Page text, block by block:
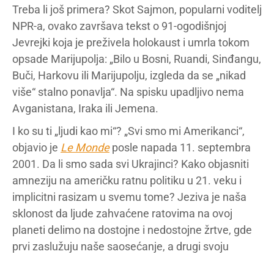
Treba li još primera? Skot Sajmon, popularni voditelj
NPR-a, ovako završava tekst o 91-ogodišnjoj
Jevrejki koja je preživela holokaust i umrla tokom
opsade Marijupolja: „Bilo u Bosni, Ruandi, Sinđangu,
Buči, Harkovu ili Marijupolju, izgleda da se „nikad
više“ stalno ponavlja“. Na spisku upadljivo nema
Avganistana, Iraka ili Jemena.
I ko su ti „ljudi kao mi“? „Svi smo mi Amerikanci“,
objavio je Le Mondeposle napada 11. septembra
2001. Da li smo sada svi Ukrajinci? Kako objasniti
amneziju na američku ratnu politiku u 21. veku i
implicitni rasizam u svemu tome? Jeziva je naša
sklonost da ljude zahvaćene ratovima na ovoj
planeti delimo na dostojne i nedostojne žrtve, gde
prvi zaslužuju naše saosećanje, a drugi svoju